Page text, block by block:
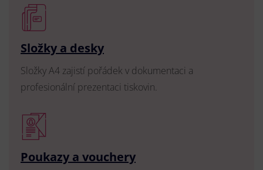
Složky a desky
Složky A4 zajistí pořádek v dokumentaci a
profesionální prezentaci tiskovin.
Poukazy a vouchery